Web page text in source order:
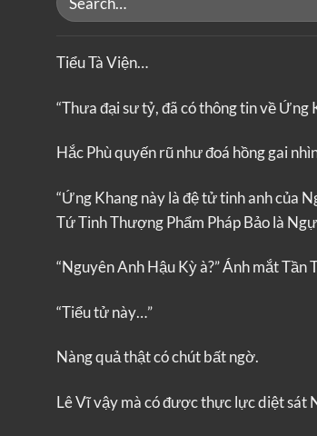
Tiểu Tà Viện…
“Thưa đại sư tỷ, đã có thông tin về Ứng
Hắc Phù quyến rũ như đoá hồng gai
“Ứng Khang này là đệ tử tinh anh của
Tứ Tinh Thượng Phẩm Pháp Bảo là
“Nguyên Anh Hậu Kỳ à?” Ánh mắt Tần
“Tiểu tử này…”
Nàng quả thật có chút bất ngờ.
Lê Vĩ vậy mà có được thực lực diệt sát